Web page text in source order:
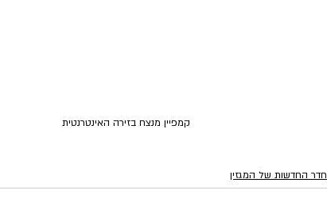
קמפיין מנצח בזירה האינטרנטית
חדר החדשות של המגזין